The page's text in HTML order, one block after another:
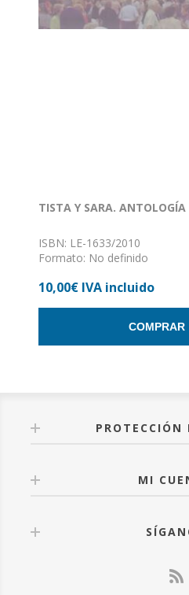
TISTA Y SARA. ANTOLOGÍA
ISBN: LE-1633/2010
Formato: No definido
10,00€ IVA incluido
COMPRAR
PROTECCIÓN
MI